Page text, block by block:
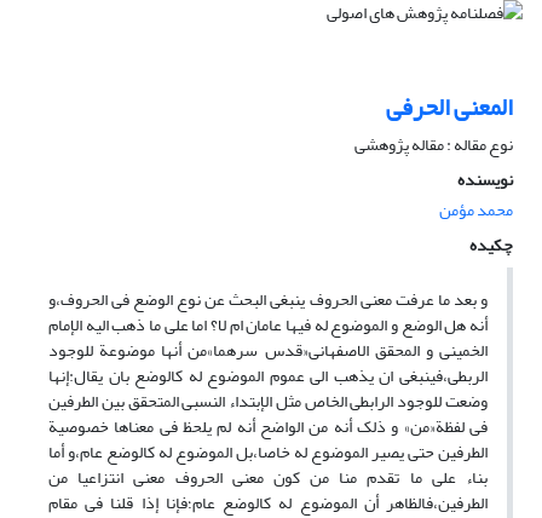
المعنی الحرفی
نوع مقاله : مقاله پژوهشی
نویسنده
محمد مؤمن
چکیده
و بعد ما عرفت معنی الحروف ینبغی البحث عن نوع الوضع فی الحروف،و
أنه هل الوضع و الموضوع له فیها عامان ام لا؟ اما علی ما ذهب الیه الإمام
الخمینی و المحقق الاصفهانی«قدس سرهما»من أنها موضوعة للوجود
الربطی،فینبغی ان یذهب الی عموم الموضوع له کالوضع بان یقال:إنها
وضعت للوجود الرابطی الخاص مثل الإبتداء النسبی المتحقق بین الطرفین
فی لفظة«من» و ذلک أنه من الواضح أنه لم یلحظ فی معناها خصوصیة
الطرفین حتی یصیر الموضوع له خاصا،بل الموضوع له کالوضع عام،و أما
بناء علی ما تقدم منا من کون معنی الحروف معنی انتزاعیا من
الطرفین،فالظاهر أن الموضوع له کالوضع عام؛فإنا إذا قلنا فی مقام